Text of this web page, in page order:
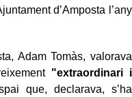
d’Amposta l’any
Adam Tomàs, valorava
"extraordinari i
que, declarava, s’ha